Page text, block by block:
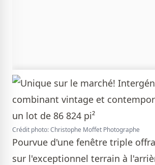
Crédit photo: Christophe Moffet Photographe
Pourvue d'une fenêtre triple
sur l'exceptionnel terrain à